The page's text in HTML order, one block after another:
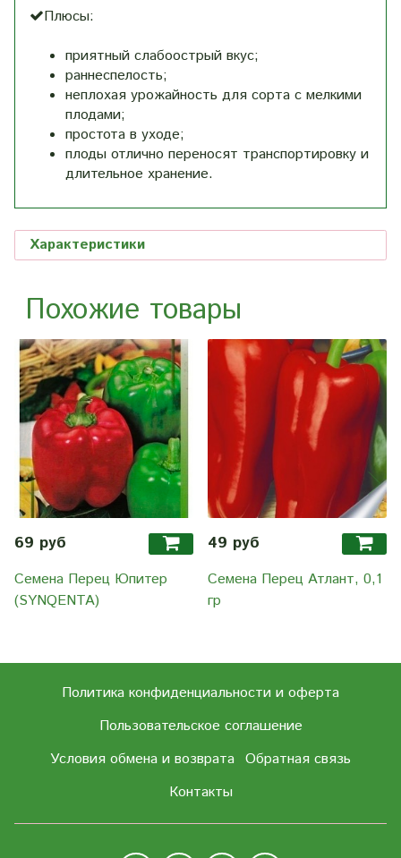
Плюсы:
приятный слабоострый вкус;
раннеспелость;
неплохая урожайность для сорта с мелкими
плодами;
простота в уходе;
плоды отлично переносят транспортировку и
длительное хранение.
Характеристики
Похожие товары
69 руб
Семена Перец Юпитер
(SYNQENTA)
49 руб
Семена Перец Атлант, 0,1
гр
Политика конфиденциальности и оферта
Пользовательское соглашение
Условия обмена и возврата Обратная связь
Контакты